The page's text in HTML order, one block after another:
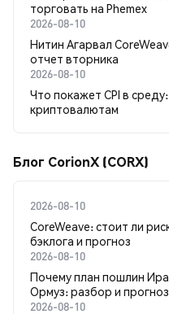
торговать на Phemex
2026-08-10
Нитин Агарвал
отчет вторника
2026-08-10
Что покажет CPI в
криптовалютам
Блог CorionX (CORX)
2026-08-10
CoreWeave: стоит ли
бэклога и прогноз
2026-08-10
Почему план пошлин
Ормуз: разбор и прогноз
2026-08-10